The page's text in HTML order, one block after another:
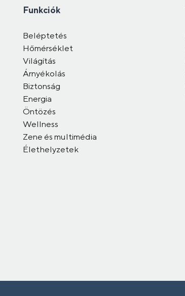
Funkciók
Beléptetés
Hőmérséklet
Világítás
Árnyékolás
Biztonság
Energia
Öntözés
Wellness
Zene és multimédia
Élethelyzetek